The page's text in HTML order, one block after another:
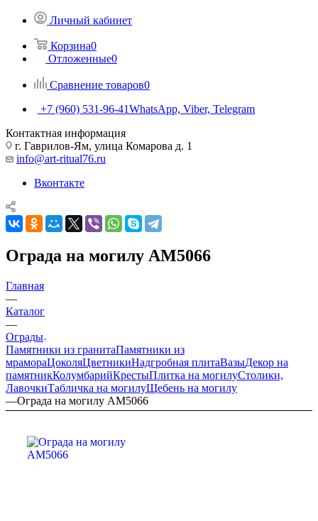
Личный кабинет
Корзина0
Отложенные0
Сравнение товаров0
+7 (960) 531-96-41WhatsApp, Viber, Telegram
Контактная информация
г. Гаврилов-Ям, улица Комарова д. 1
info@art-ritual76.ru
Вконтакте
Ограда на могилу AM5066
Главная
—
Каталог
—
Ограды
Памятники из гранитаПамятники из
мрамораЦоколяЦветникиНадгробная плитаВазыДекор на
памятникКолумбарийКрестыПлитка на могилуСтолики,
ЛавочкиТабличка на могилуЩебень на могилу
—Ограда на могилу AM5066